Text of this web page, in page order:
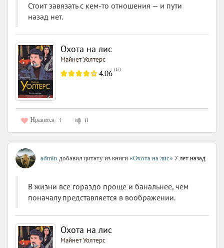
Стоит завязать с кем-то отношения — и пути
назад нет.
Охота на лис
Майнет Уолтерс
4.06 (17)
Нравится 3 0
admin добавил цитату из книги «Охота на лис» 7 лет назад
В жизни все гораздо проще и банальнее, чем
поначалу представляется в воображении.
Охота на лис
Майнет Уолтерс